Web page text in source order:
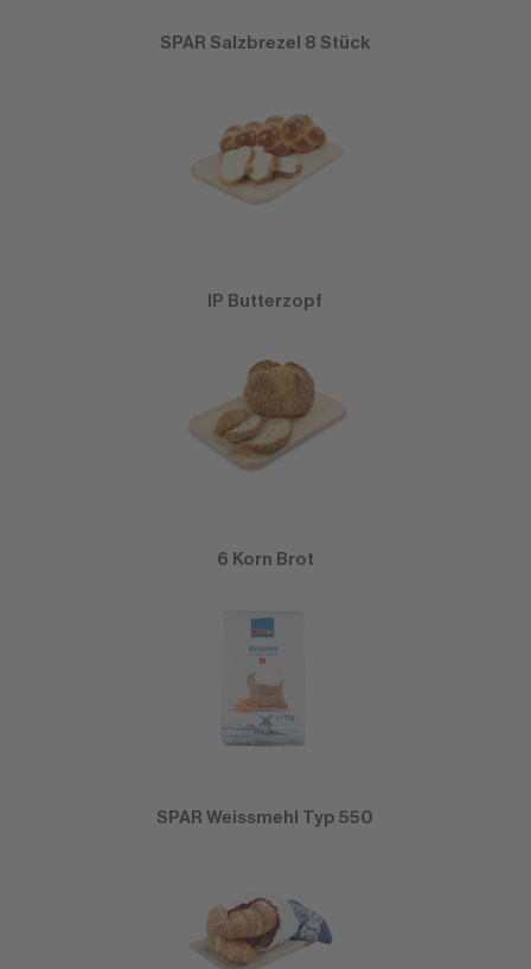
SPAR Salzbrezel 8 Stück
IP Butterzopf
6 Korn Brot
SPAR Weissmehl Typ 550